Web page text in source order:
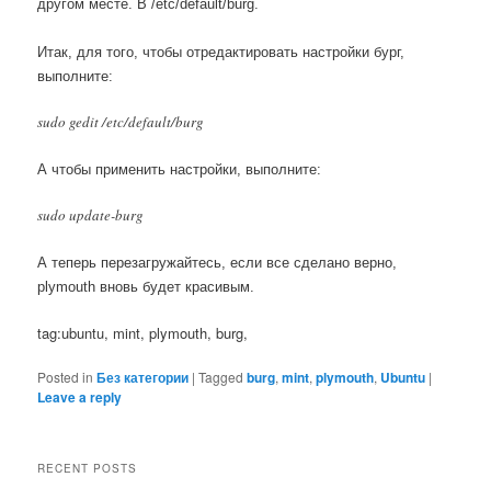
другом месте. В/etc/default/burg.
Итак, для того, чтобы отредактировать настройки бург,
выполните:
sudo gedit /etc/default/burg
А чтобы применить настройки, выполните:
sudo update-burg
А теперь перезагружайтесь, если все сделано верно,
plymouth вновь будет красивым.
tag:ubuntu, mint, plymouth, burg,
Posted in Без категории |Tagged burg,mint,plymouth, Ubuntu |
Leave a reply
RECENT POSTS